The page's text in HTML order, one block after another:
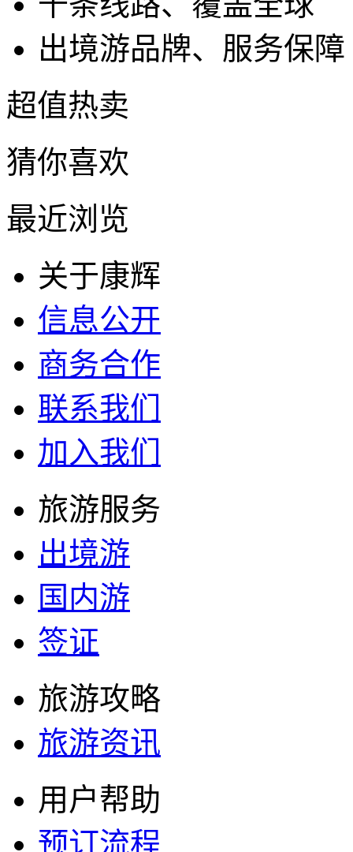
出境游品牌、服务保障
超值热卖
猜你喜欢
最近浏览
关于康辉
信息公开
商务合作
联系我们
加入我们
旅游服务
出境游
国内游
签证
旅游攻略
旅游资讯
用户帮助
预订流程